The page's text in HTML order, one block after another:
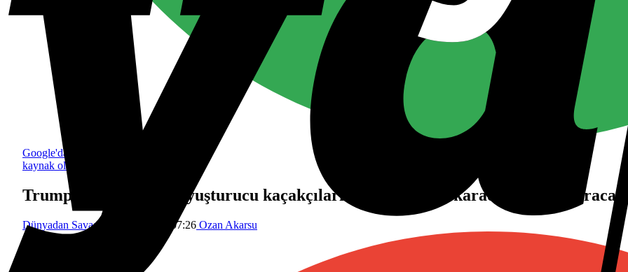
Google'da tercih edilen
kaynak olarak ekle
Trump: “Venezuelalı uyuşturucu kaçakçılarını çok yakında karadan da
Dünyadan Savaş 28 Kasım 2025 07:26 Ozan Akarsu